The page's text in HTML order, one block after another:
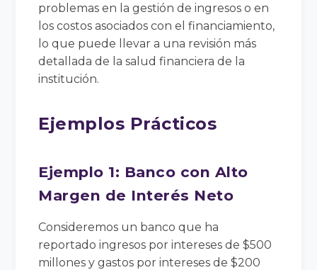
problemas en la gestión de ingresos o en
los costos asociados con el financiamiento,
lo que puede llevar a una revisión más
detallada de la salud financiera de la
institución.
Ejemplos Prácticos
Ejemplo 1: Banco con Alto
Margen de Interés Neto
Consideremos un banco que ha
reportado ingresos por intereses de $500
millones y gastos por intereses de $200